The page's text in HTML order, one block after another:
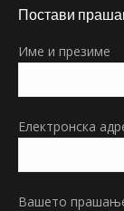
opens
new
Постави
Име и презиме
Електронска
Вашето